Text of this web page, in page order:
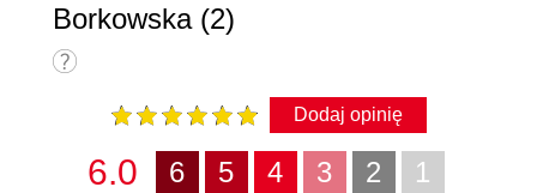
Borkowska (2)
Dodaj opinię
6.0 6 5 4 3 2 1